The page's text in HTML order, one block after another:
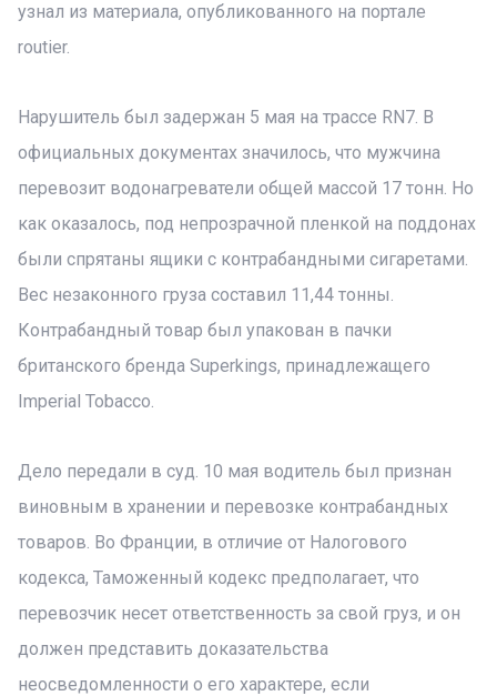
узнал из материала, опубликованного на портале
routier.
Нарушитель был задержан 5 мая на трассе RN7. В
официальных документах значилось, что мужчина
перевозит водонагреватели общей массой 17 тонн. Но
как оказалось, под непрозрачной пленкой на поддонах
были спрятаны ящики с контрабандными сигаретами.
Вес незаконного груза составил 11,44 тонны.
Контрабандный товар был упакован в пачки
британского бренда Superkings, принадлежащего
Imperial Tobacco.
Дело передали в суд. 10 мая водитель был признан
виновным в хранении и перевозке контрабандных
товаров. Во Франции, в отличие от Налогового
кодекса, Таможенный кодекс предполагает, что
перевозчик несет ответственность за свой груз, и он
должен представить доказательства
неосведомленности о его характере, если